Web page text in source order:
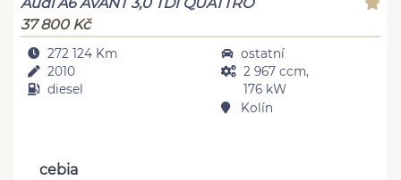
Audi A6 AVANT 3,0 TDI QUATTRO
37 800 Kč
272 124 Km
2010
diesel
ostatní
2 967 ccm,
176 kW
Kolín
cebia